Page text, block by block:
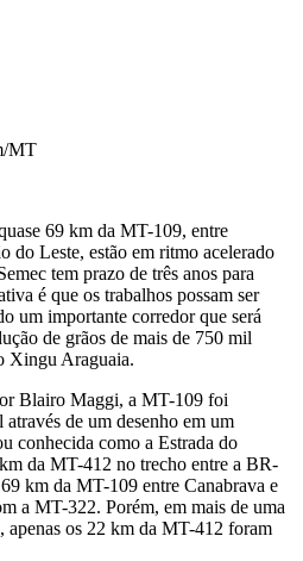
MT
69 km da MT-109, entre
do Leste, estão em ritmo acelerado
tem prazo de três anos para
é que os trabalhos possam ser
um importante corredor que será
de grãos de mais de 750 mil
Xingu Araguaia.
Blairo Maggi, a MT-109 foi
de um desenho em um
conhecida como a Estrada do
da MT-412 no trecho entre a BR-
km da MT-109 entre Canabrava e
a MT-322. Porém, em mais de uma
apenas os 22 km da MT-412 foram